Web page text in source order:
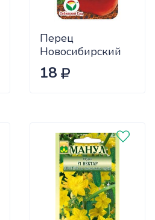
Перец
Новосибирский
(ранний) Сиб.сад
Ц
18